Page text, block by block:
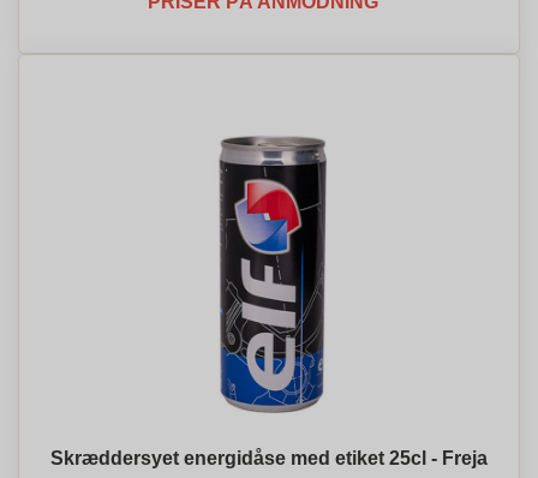
Skræddersyet energidåse med etiket 25cl - Freja